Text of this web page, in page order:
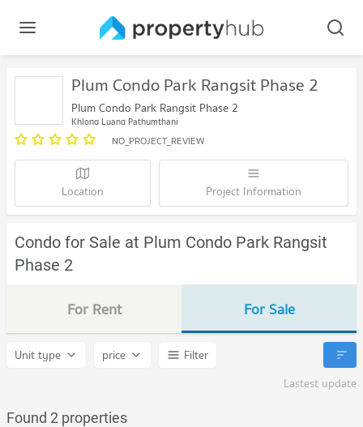
Plum Condo Park Rangsit Phase 2
Plum Condo Park Rangsit Phase 2
Khlong Luang Pathumthani
NO_PROJECT_REVIEW
Location Project Information
Condo for Sale at Plum Condo Park Rangsit
Phase 2
For Rent For Sale
Unit type price
Filter
Lastest update
Found 2 properties